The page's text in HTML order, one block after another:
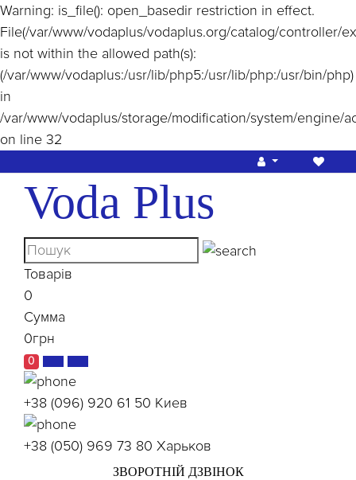
Warning: is_file(): open_basedir restriction in effect.
File(/var/www/vodaplus/vodaplus.org/catalog/controller/
is not within the allowed path(s):
(/var/www/vodaplus:/usr/lib/php5:/usr/lib/php:/usr/bin/php)
in
/var/www/vodaplus/storage/modification/system/engine/
on line 32
Voda Plus
Товарів
0
Сумма
0грн
0
+38 (096) 920 61 50 Киев
+38 (050) 969 73 80 Харьков
ЗВОРОТНІЙ ДЗВІНОК